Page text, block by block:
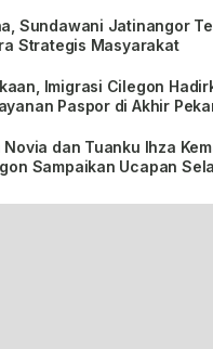
Sundawani Jatinangor
Strategis Masyarakat
Imigrasi Cilegon
Paspor di Akhir
dan Tuanku Ihza
Sampaikan Ucapan